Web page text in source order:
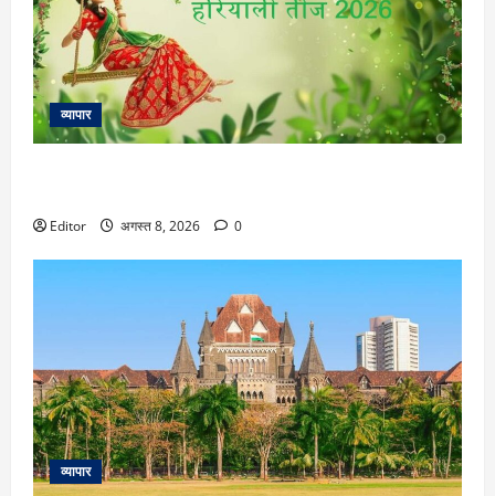
व्यापार
Editor अगस्त 8, 2026 0
व्यापार